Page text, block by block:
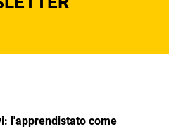
l'apprendistato come